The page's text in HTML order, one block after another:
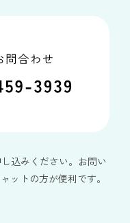
込みください。お問い
ットの方が便利です。